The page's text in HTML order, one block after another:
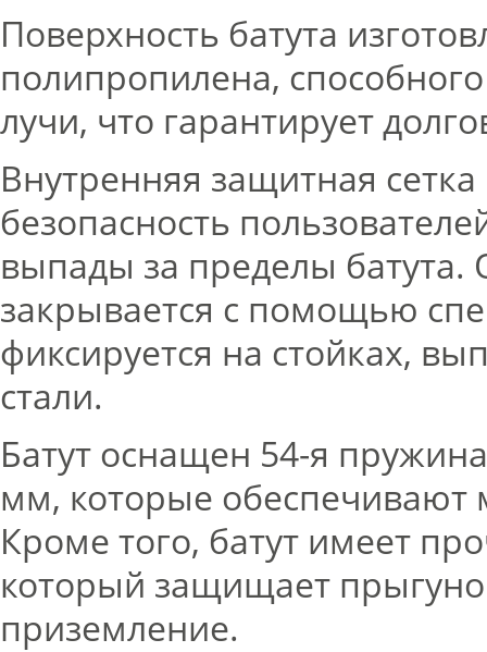
Поверхность батута
полипропилена,
лучи, что гарантирует
Внутренняя защитная
безопасность
выпады за пределы батута.
закрывается с помощью
фиксируется на стойках,
стали.
Батут оснащен 54-я
мм, которые обеспечивают
Кроме того, батут имеет
который защищает
приземление.